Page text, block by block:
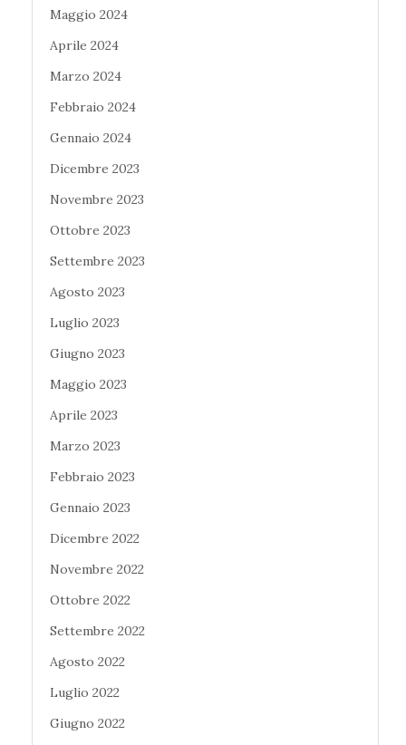
Maggio 2024
Aprile 2024
Marzo 2024
Febbraio 2024
Gennaio 2024
Dicembre 2023
Novembre 2023
Ottobre 2023
Settembre 2023
Agosto 2023
Luglio 2023
Giugno 2023
Maggio 2023
Aprile 2023
Marzo 2023
Febbraio 2023
Gennaio 2023
Dicembre 2022
Novembre 2022
Ottobre 2022
Settembre 2022
Agosto 2022
Luglio 2022
Giugno 2022